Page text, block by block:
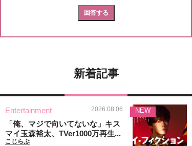
新着記事
Entertainment 2026.08.06
「俺、マジで向いてないな」キス
マイ玉森裕太、TVer1000万再生...
こじらぶ
NEW